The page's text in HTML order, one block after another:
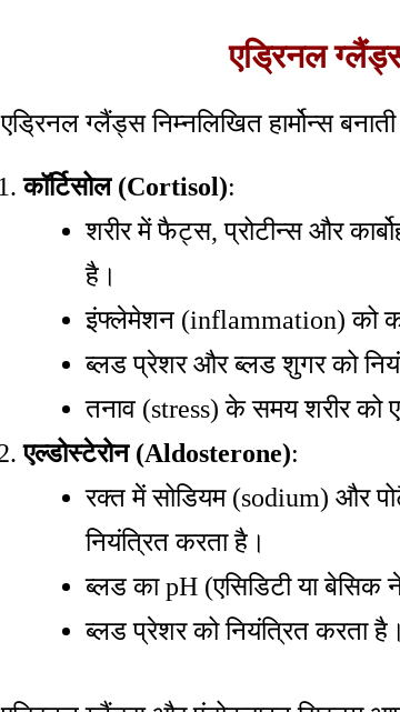
एड्रिनल
एड्रिनल ग्लैंड्स निम्नलिखित हार्मोन्स
कॉर्टिसोल (Cortisol):
शरीर में फैट्स, प्रोटीन्स और
है।
इंफ्लेमेशन (inflammation) को
ब्लड प्रेशर और ब्लड शुगर को
तनाव (stress) के समय शरीर को
एल्डोस्टेरोन (Aldosterone):
रक्त में सोडियम (sodium) और
नियंत्रित करता है।
ब्लड का pH (एसिडिटी या
ब्लड प्रेशर को नियंत्रित करता है।